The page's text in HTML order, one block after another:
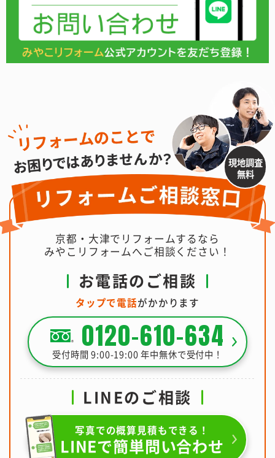
現地調査
無料
京都・大津でリフォームするなら
みやこリフォームへご相談ください！
お電話のご相談
タップで電話がかかります
0120-610-634
受付時間 9:00-19:00 年中無休で受付中！
LINEのご相談
写真での概算見積もできる！
LINEで簡単問い合わせ